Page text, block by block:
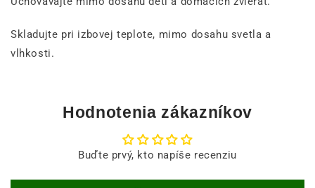
Skladujte pri izbovej teplote, mimo dosahu svetla a
vlhkosti.
Hodnotenia zákazníkov
Buďte prvý, kto napíše recenziu